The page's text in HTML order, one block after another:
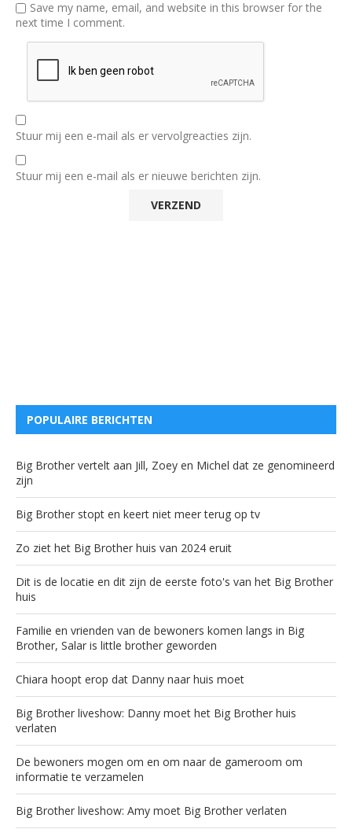
Save my name, email, and website in this browser for the
next time I comment.
Stuur mij een e-mail als er vervolgreacties zijn.
Stuur mij een e-mail als er nieuwe berichten zijn.
POPULAIRE BERICHTEN
Big Brother vertelt aan Jill, Zoey en Michel dat ze genomineerd
zijn
Big Brother stopt en keert niet meer terug op tv
Zo ziet het Big Brother huis van 2024 eruit
Dit is de locatie en dit zijn de eerste foto's van het Big Brother
huis
Familie en vrienden van de bewoners komen langs in Big
Brother, Salar is little brother geworden
Chiara hoopt erop dat Danny naar huis moet
Big Brother liveshow: Danny moet het Big Brother huis
verlaten
De bewoners mogen om en om naar de gameroom om
informatie te verzamelen
Big Brother liveshow: Amy moet Big Brother verlaten